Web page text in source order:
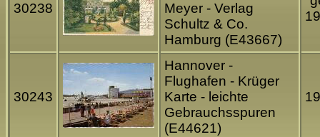
30238
Meyer - Verlag
Schultz & Co.
Hamburg (E43667)
30243
Hannover -
Flughafen - Krüger
Karte - leichte
Gebrauchsspuren
(E44621)